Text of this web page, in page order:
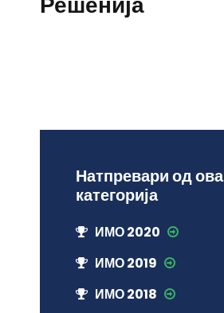
Натпревари од ова
категорија
ИМО 2020
ИМО 2019
ИМО 2018